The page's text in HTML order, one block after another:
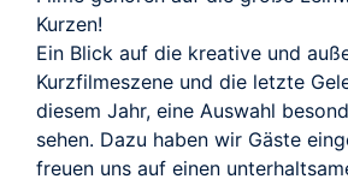
Kurzen!
Ein Blick auf die kreative und
Kurzfilmeszene und die letzte
diesem Jahr, eine Auswahl
sehen. Dazu haben wir Gäste
freuen uns auf einen